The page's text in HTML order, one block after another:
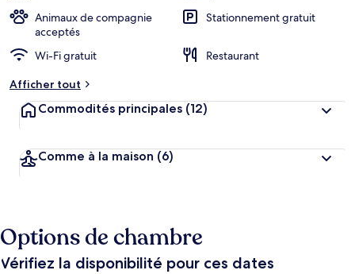
Animaux de compagnie
acceptés
Stationnement gratuit
Wi-Fi gratuit
Restaurant
Afficher tout
Commodités principales (12)
Comme à la maison (6)
Options de chambre
Vérifiez la disponibilité pour ces dates